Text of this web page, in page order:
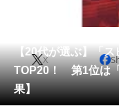
会員記事
メディア
【20代が選ぶ】「ス
TOP20！ 第1位は
果】
X